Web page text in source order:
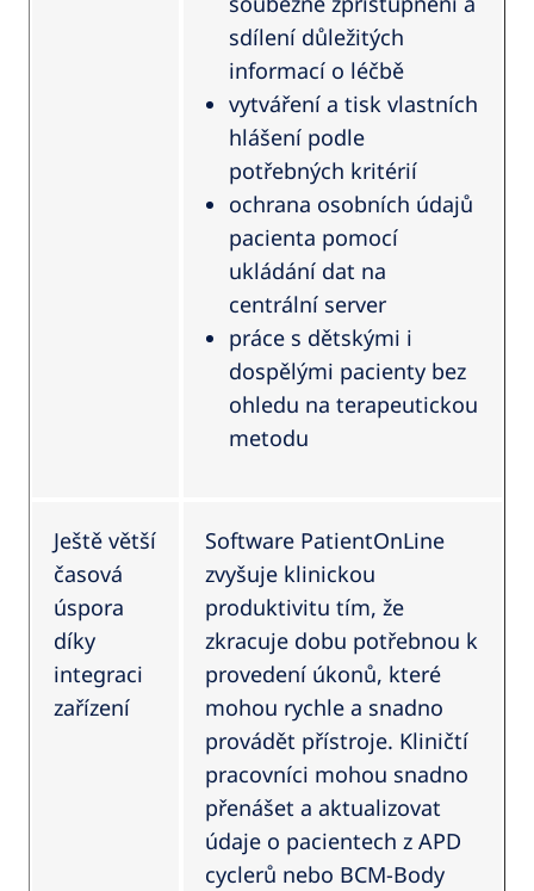
sdílení důležitých
informací o léčbě
vytváření a tisk vlastních
hlášení podle
potřebných kritérií
ochrana osobních údajů
pacienta pomocí
ukládání dat na
centrální server
práce s dětskými i
dospělými pacienty bez
ohledu na terapeutickou
metodu
Ještě větší
časová
úspora
díky
integraci
zařízení
Software PatientOnLine
zvyšuje klinickou
produktivitu tím, že
zkracuje dobu potřebnou k
provedení úkonů, které
mohou rychle a snadno
provádět přístroje. Kliničtí
pracovníci mohou snadno
přenášet a aktualizovat
údaje o pacientech z APD
cyclerů nebo BCM-Body